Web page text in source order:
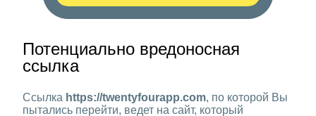
Потенциально вредоносная
ссылка
Ссылка https://twentyfourapp.com, по которой Вы
пытались перейти, ведет на сайт, который